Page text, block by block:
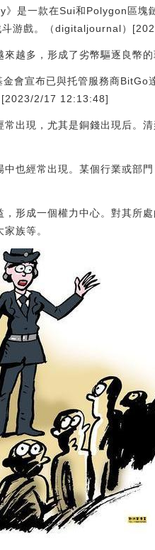
是一款在Sui和Polygon區塊
斗游戲。（digitaljournal）
越多，形成了劣幣驅逐良幣的
會宣布已與托管服務商BitGo
[2023/2/17 12:13:48]
出現，尤其是銅錢出現后。
也經常出現。某個行業或部
形成一個權力中心。對其所
族等。